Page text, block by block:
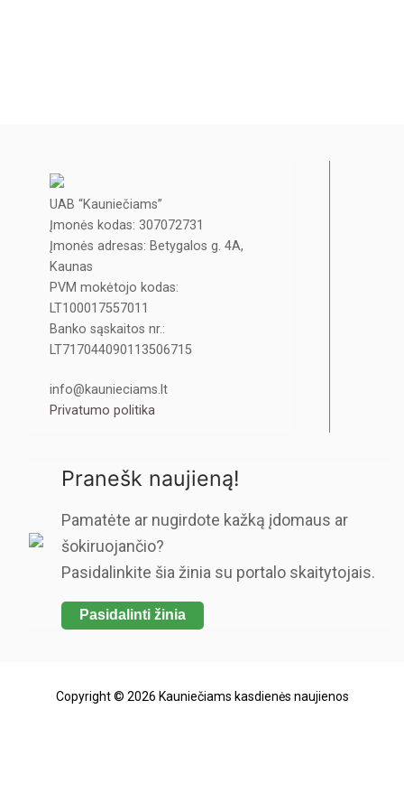
UAB “Kauniečiams”
Įmonės kodas: 307072731
Įmonės adresas: Betygalos g. 4A,
Kaunas
PVM mokėtojo kodas:
LT100017557011
Banko sąskaitos nr.:
LT717044090113506715
info@kaunieciams.lt
Privatumo politika
Pranešk naujieną!
Pamatėte ar nugirdote kažką įdomaus ar
šokiruojančio?
Pasidalinkite šia žinia su portalo skaitytojais.
Pasidalinti žinia
Copyright © 2026 Kauniečiams kasdienės naujienos